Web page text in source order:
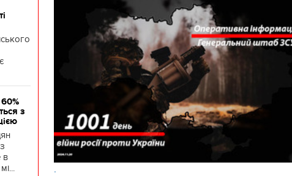
з
в
.